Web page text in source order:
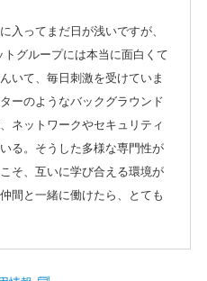
入ってまだ日が浅いですが、
グループには本当に面白くて
いて、毎日刺激を受けていま
ーのようなバックグラウンド
ネットワークやセキュリティ
る。そうした多様な専門性が
そ、互いに学び合える環境が
間と一緒に働けたら、とても